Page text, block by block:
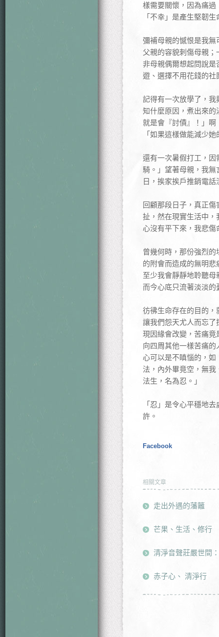
樣需要關懷，因為痛
「不幸」是產生堅韌
彌補母親的憾恨是我
父親的容貌刺傷母親
非母親偶爾想起問說
遊、選擇不用花錢的
記得有一次放學了，
知什麼原因，煮出來
就是會『討債』！」
「如果這樣做能減少
還有一次暑假打工，
騎。」望著母親，我
日，挨家挨戶推銷電
回顧那段日子，真正
扯，然在現實生活中
心沒有平下來，我悲
曾幾何時，那份強烈
的附會而造成的無明
至少我會靜靜地聆聽
而今心底只流著淡淡
彷彿生命存在的目的
讓我們怨天尤人而忘
現因緣會改變，苦痛
向四周其他一樣苦痛
心可以是不瞋惱的，
法，內外畢竟空，無
法生，名為忍。」
「忍」是令心平穩地
許。
Facebook
相關文章
走出外遇的藩籬
芒果、生活、修行
清淨音聲莊嚴世間
赤子心、 清淨行